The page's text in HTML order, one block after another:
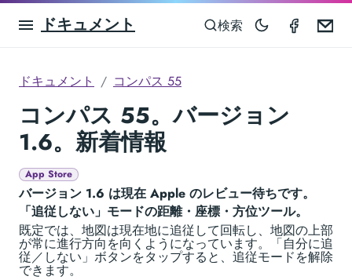
ドキュメント 検索
ドキュメント コンパス 55
コンパス 55。バージョン
1.6。新着情報
App Store
バージョン 1.6 は現在 Apple のレビュー待ちです。
「追従しない」モードの距離・座標・方位ツール。
既定では、地図は現在地に追従して回転し、地図の上部
が常に進行方向を向くようになっています。「自分に追
従／しない」ボタンをタップすると、追従モードを解除
できます。